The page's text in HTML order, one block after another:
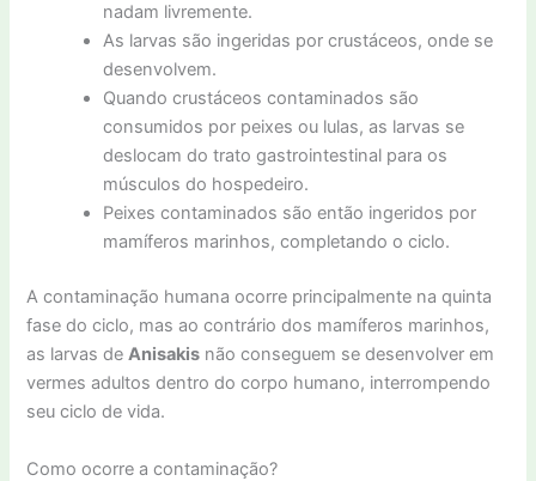
nadam livremente.
As larvas são ingeridas por crustáceos, onde se
desenvolvem.
Quando crustáceos contaminados são
consumidos por peixes ou lulas, as larvas se
deslocam do trato gastrointestinal para os
músculos do hospedeiro.
Peixes contaminados são então ingeridos por
mamíferos marinhos, completando o ciclo.
A contaminação humana ocorre principalmente na quinta
fase do ciclo, mas ao contrário dos mamíferos marinhos,
as larvas deAnisakis não conseguem se desenvolver em
vermes adultos dentro do corpo humano, interrompendo
seu ciclo de vida.
Como ocorre a contaminação?